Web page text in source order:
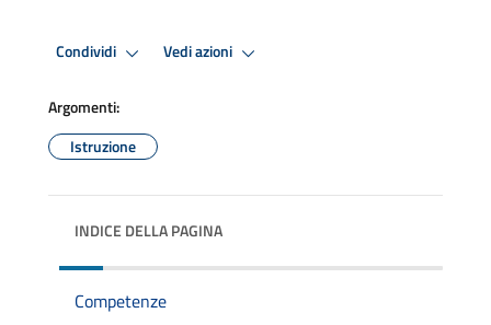
Condividi Vedi azioni
Argomenti:
Istruzione
INDICE DELLA PAGINA
Competenze